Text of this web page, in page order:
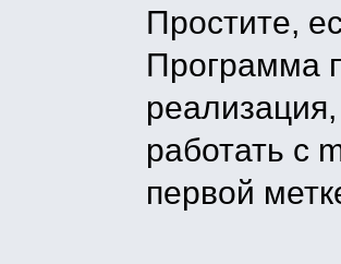
Простите,
Программа
работать с
первой